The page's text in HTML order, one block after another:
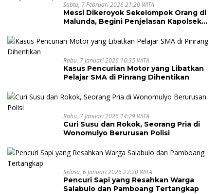
Sabtu, 7 Februari 2026 21:20 WITA
Messi Dikeroyok Sekelompok Orang di
Malunda, Begini Penjelasan Kapolsek
Rabu, 7 Januari 2026 16:35 WITA
Kasus Pencurian Motor yang Libatkan
Pelajar SMA di Pinrang Dihentikan
Rabu, 7 Januari 2026 14:29 WITA
Curi Susu dan Rokok, Seorang Pria di
Wonomulyo Berurusan Polisi
Selasa, 6 Januari 2026 22:20 WITA
Pencuri Sapi yang Resahkan Warga
Salabulo dan Pamboang Tertangkap